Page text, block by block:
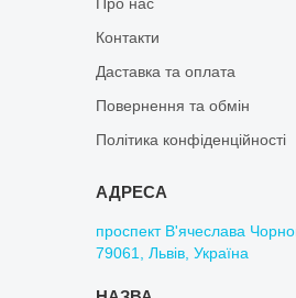
Про нас
Контакти
Даставка та оплата
Повернення та обмін
Політика конфіденційності
проспект В'ячеслава
79061, Львів, Україна